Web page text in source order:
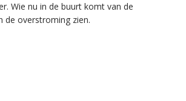
Wie nu in de buurt komt van de
de overstroming zien.